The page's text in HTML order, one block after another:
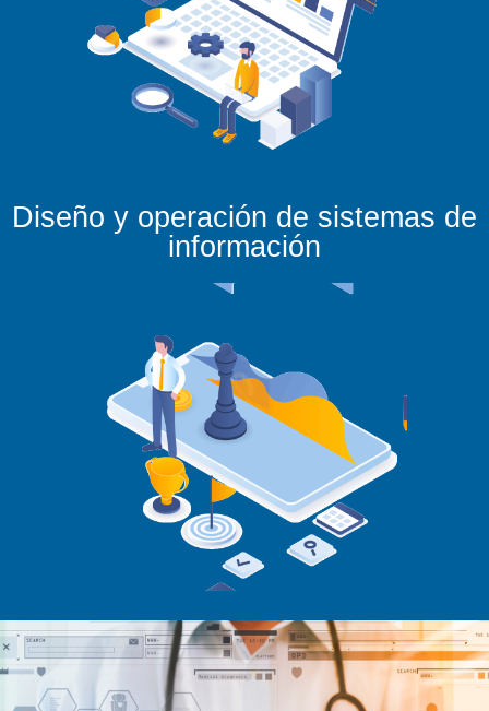
Diseño y operación de sistemas de
información